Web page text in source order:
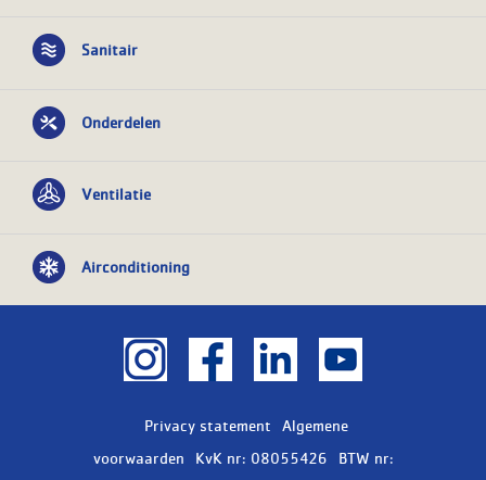
Sanitair
Onderdelen
Ventilatie
Airconditioning
Privacy statement
Algemene
voorwaarden
KvK nr: 08055426 BTW nr: